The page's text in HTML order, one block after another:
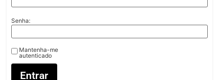
Senha:
Mantenha-me
autenticado
Entrar